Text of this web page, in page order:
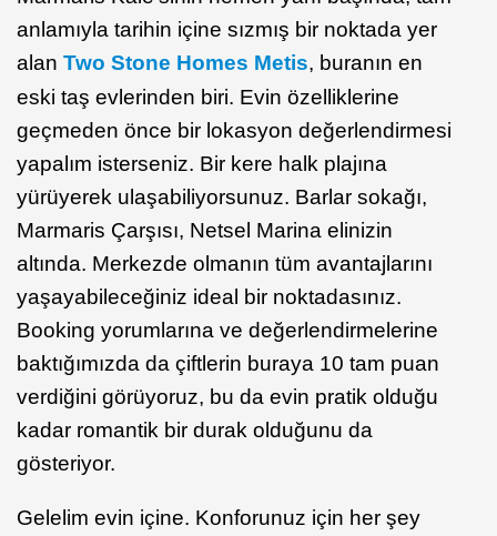
anlamıyla tarihin içine sızmış bir noktada yer
alan Two Stone Homes Metis, buranın en
eski taş evlerinden biri. Evin özelliklerine
geçmeden önce bir lokasyon değerlendirmesi
yapalım isterseniz. Bir kere halk plajına
yürüyerek ulaşabiliyorsunuz. Barlar sokağı,
Marmaris Çarşısı, Netsel Marina elinizin
altında. Merkezde olmanın tüm avantajlarını
yaşayabileceğiniz ideal bir noktadasınız.
Booking yorumlarına ve değerlendirmelerine
baktığımızda da çiftlerin buraya 10 tam puan
verdiğini görüyoruz, bu da evin pratik olduğu
kadar romantik bir durak olduğunu da
gösteriyor.
Gelelim evin içine. Konforunuz için her şey